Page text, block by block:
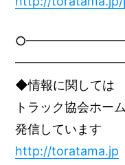
◆情報に関しては
トラック協会ホー
発信しています
http://toratama.jp